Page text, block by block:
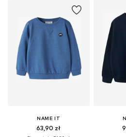
NAME IT
63,90 zł